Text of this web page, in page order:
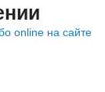
online на сайте